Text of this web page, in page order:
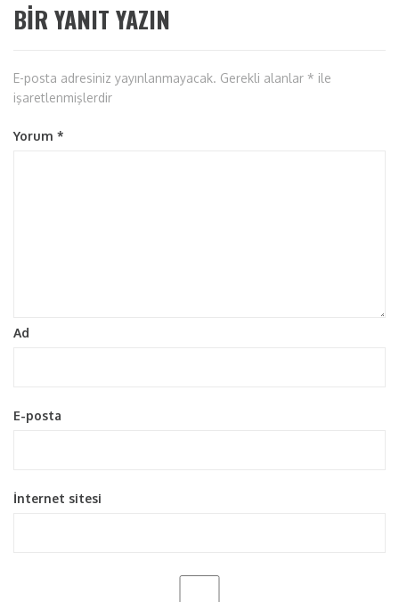
BIR YANIT YAZIN
E-posta adresiniz yayınlanmayacak. Gerekli alanlar * ile
işaretlenmişlerdir
Yorum *
Ad
E-posta
İnternet sitesi